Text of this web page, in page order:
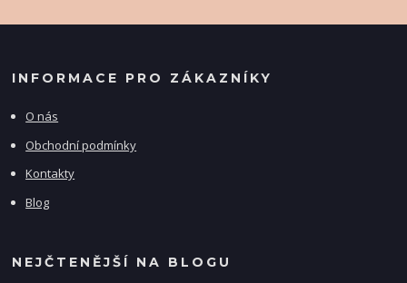
INFORMACE PRO ZÁKAZNÍKY
O nás
Obchodní podmínky
Kontakty
Blog
NEJČTENĚJŠÍ NA BLOGU